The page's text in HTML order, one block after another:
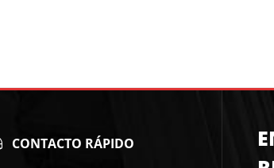
CONTACTO RÁPIDO